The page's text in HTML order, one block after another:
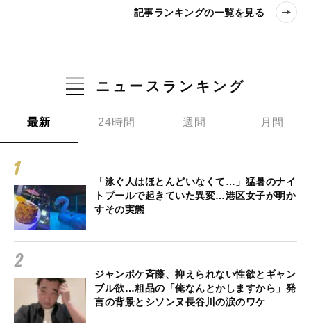
記事ランキングの一覧を見る
ニュースランキング
最新 24時間 週間 月間
「泳ぐ人はほとんどいなくて…」猛暑のナイ
トプールで起きていた異変…港区女子が明か
すその実態
ジャンポケ斉藤、抑えられない性欲とギャン
ブル欲…粗品の「俺なんとかしますから」発
言の背景とシソンヌ長谷川の涙のワケ